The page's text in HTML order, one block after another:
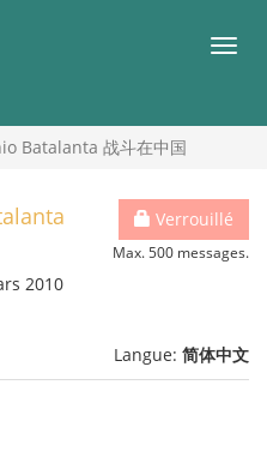
Batalanta 战斗在中国
Verrouillé
Max. 500 messages.
2010
Langue: 简体中文